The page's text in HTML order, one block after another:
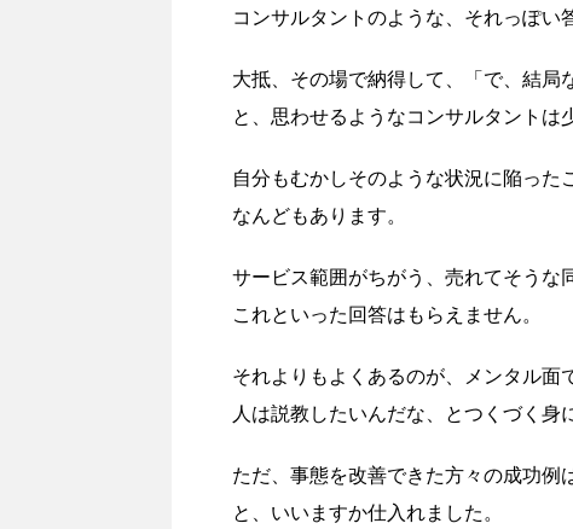
コンサルタントのような、それっぽい
大抵、その場で納得して、「で、結局
と、思わせるようなコンサルタントは
自分もむかしそのような状況に陥った
なんどもあります。
サービス範囲がちがう、売れてそうな
これといった回答はもらえません。
それよりもよくあるのが、メンタル面
人は説教したいんだな、とつくづく身
ただ、事態を改善できた方々の成功例
と、いいますか仕入れました。